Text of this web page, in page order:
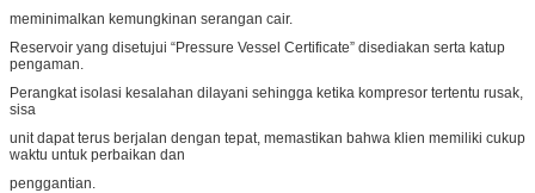
meminimalkan kemungkinan serangan cair.
Reservoir yang disetujui “Pressure Vessel Certificate” disediakan serta katup
pengaman.
Perangkat isolasi kesalahan dilayani sehingga ketika kompresor tertentu rusak,
sisa
unit dapat terus berjalan dengan tepat, memastikan bahwa klien memiliki cukup
waktu untuk perbaikan dan
penggantian.